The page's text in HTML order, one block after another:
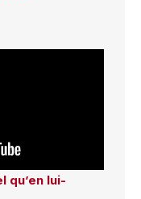
qu’en lui-